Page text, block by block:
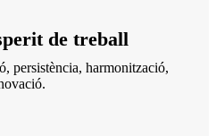
de treball
persistència, harmonització,